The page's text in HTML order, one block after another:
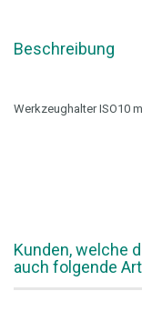
Beschreibung
Werkzeughalter ISO10
Kunden, welche
auch folgende